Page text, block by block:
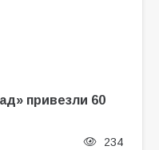
привезли 60
234